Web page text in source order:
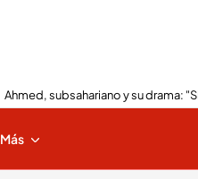
Ahmed, subsahariano y su drama:
Más